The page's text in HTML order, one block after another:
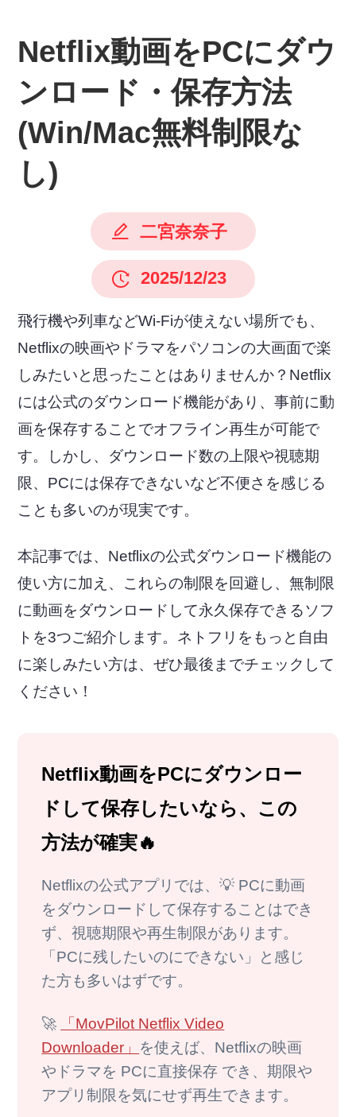
Netflix動画をPCにダウ
ンロード・保存方法
(Win/Mac無料制限な
し)
二宮奈奈子
2025/12/23
飛行機や列車などWi-Fiが使えない場所でも、
Netflixの映画やドラマをパソコンの大画面で楽
しみたいと思ったことはありませんか？Netflix
には公式のダウンロード機能があり、事前に動
画を保存することでオフライン再生が可能で
す。しかし、ダウンロード数の上限や視聴期
限、PCには保存できないなど不便さを感じる
ことも多いのが現実です。
本記事では、Netflixの公式ダウンロード機能の
使い方に加え、これらの制限を回避し、無制限
に動画をダウンロードして永久保存できるソフ
トを3つご紹介します。ネトフリをもっと自由
に楽しみたい方は、ぜひ最後までチェックして
ください！
Netflix動画をPCにダウンロー
ドして保存したいなら、この
方法が確実🔥
Netflixの公式アプリでは、💡 PCに動画
をダウンロードして保存することはでき
ず、視聴期限や再生制限があります。
「PCに残したいのにできない」と感じ
た方も多いはずです。
🚀
「MovPilot Netflix Video
Downloader」 を使えば、Netflixの映画
やドラマを PCに直接保存 でき、期限や
アプリ制限を気にせず再生できます。